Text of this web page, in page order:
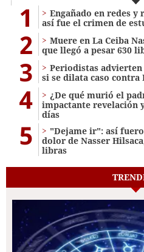
1
Engañado en redes y
así fue el crimen de
2
Muere en La Ceiba
que llegó a pesar 630
3
Periodistas
si se dilata caso contra
4
¿De qué murió el
impactante revelación
días
5
"Dejame ir": así
dolor de Nasser
libras